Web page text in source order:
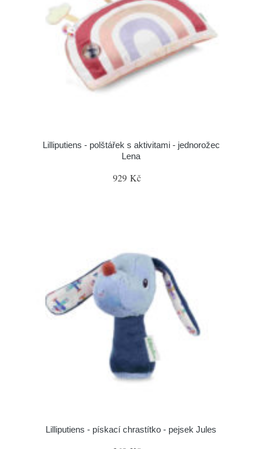
Lilliputiens - polštářek s aktivitami - jednorožec
Lena
929 Kč
Lilliputiens - pískací chrastítko - pejsek Jules